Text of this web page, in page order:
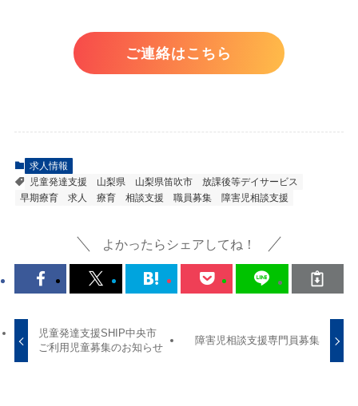
ご連絡はこちら
求人情報
児童発達支援
山梨県 山梨県笛吹市
放課後等デイサービス
早期療育
求人 療育 相談支援 職員募集 障害児相談支援
よかったらシェアしてね！
児童発達支援SHIP中央市
ご利用児童募集のお知らせ
障害児相談支援専門員募集